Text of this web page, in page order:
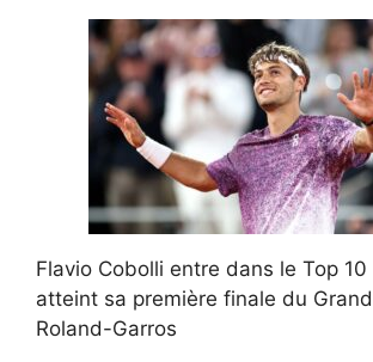
Flavio Cobolli entre dans le Top
atteint sa première finale du
Roland-Garros